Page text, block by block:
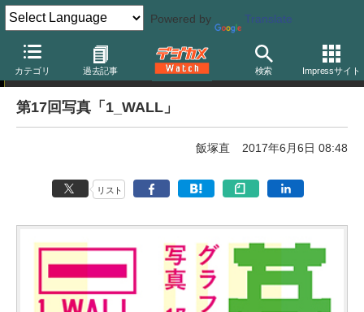
Powered by Translate
カテゴリ 過去記事 検索 Impressサイト
フォトコンテスト
第17回写真「1_WALL」
飯塚直 2017年6月6日 08:48
リスト